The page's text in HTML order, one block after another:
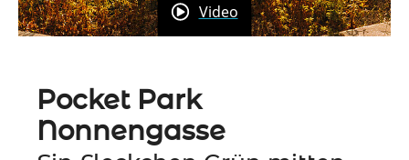
Video
Pocket Park
Nonnengasse